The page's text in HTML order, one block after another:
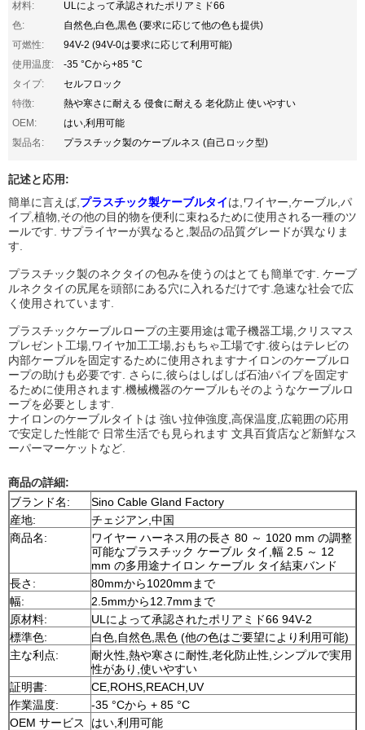
材料:
ULによって承認されたポリアミド66
色:
自然色,白色,黒色 (要求に応じて他の色も提供)
可燃性:
94V-2 (94V-0は要求に応じて利用可能)
使用温度:
-35 °Cから+85 °C
タイプ:
セルフロック
特徴:
熱や寒さに耐える 侵食に耐える 老化防止 使いやすい
OEM:
はい,利用可能
製品名:
プラスチック製のケーブルネス (自己ロック型)
記述と応用:
簡単に言えば, プラスチック製ケーブルタイは,ワイヤー,ケーブル,パ
イプ,植物,その他の目的物を便利に束ねるために使用される一種のツ
ールです. サプライヤーが異なると,製品の品質グレードが異なりま
す.
プラスチック製のネクタイの包みを使うのはとても簡単です. ケーブ
ルネクタイの尻尾を頭部にある穴に入れるだけです.急速な社会で広
く使用されています.
プラスチックケーブルロープの主要用途は電子機器工場,クリスマス
プレゼント工場,ワイヤ加工工場,おもちゃ工場です.彼らはテレビの
内部ケーブルを固定するために使用されますナイロンのケーブルロ
ープの助けも必要です. さらに,彼らはしばしば石油パイプを固定す
るために使用されます.機械機器のケーブルもそのようなケーブルロ
ープを必要とします.
ナイロンのケーブルタイトは 強い拉伸強度,高保温度,広範囲の応用
で安定した性能で 日常生活でも見られます 文具百貨店など新鮮なス
ーパーマーケットなど.
商品の詳細:
ブランド名:
Sino Cable Gland Factory
産地:
チェジアン,中国
商品名:
ワイヤー ハーネス用の長さ 80 ～ 1020 mm の調整
可能なプラスチック ケーブル タイ,幅 2.5 ～ 12
mm の多用途ナイロン ケーブル タイ結束バンド
長さ:
80mmから1020mmまで
幅:
2.5mmから12.7mmまで
原材料:
ULによって承認されたポリアミド66 94V-2
標準色:
白色,自然色,黒色 (他の色はご要望により利用可能)
主な利点:
耐火性,熱や寒さに耐性,老化防止性,シンプルで実用
性があり,使いやすい
証明書:
CE,ROHS,REACH,UV
作業温度:
-35 °Cから + 85 °C
OEM サービス
はい,利用可能